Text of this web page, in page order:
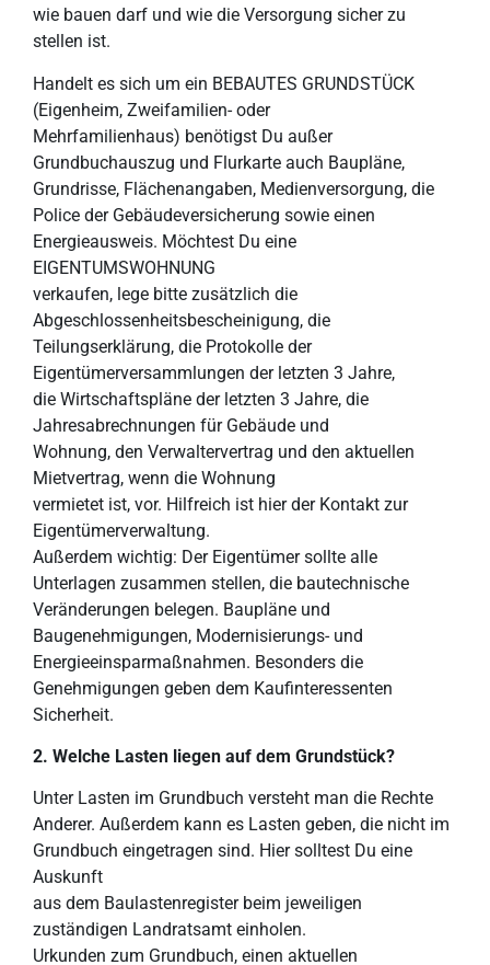
wie bauen darf und wie die Versorgung sicher zu
stellen ist.
Handelt es sich um ein BEBAUTES GRUNDSTÜCK
(Eigenheim, Zweifamilien- oder
Mehrfamilienhaus) benötigst Du außer
Grundbuchauszug und Flurkarte auch Baupläne,
Grundrisse, Flächenangaben, Medienversorgung, die
Police der Gebäudeversicherung sowie einen
Energieausweis. Möchtest Du eine
EIGENTUMSWOHNUNG
verkaufen, lege bitte zusätzlich die
Abgeschlossenheitsbescheinigung, die
Teilungserklärung, die Protokolle der
Eigentümerversammlungen der letzten 3 Jahre,
die Wirtschaftspläne der letzten 3 Jahre, die
Jahresabrechnungen für Gebäude und
Wohnung, den Verwaltervertrag und den aktuellen
Mietvertrag, wenn die Wohnung
vermietet ist, vor. Hilfreich ist hier der Kontakt zur
Eigentümerverwaltung.
Außerdem wichtig: Der Eigentümer sollte alle
Unterlagen zusammen stellen, die bautechnische
Veränderungen belegen. Baupläne und
Baugenehmigungen, Modernisierungs- und
Energieeinsparmaßnahmen. Besonders die
Genehmigungen geben dem Kaufinteressenten
Sicherheit.
2. Welche Lasten liegen auf dem Grundstück?
Unter Lasten im Grundbuch versteht man die Rechte
Anderer. Außerdem kann es Lasten geben, die nicht im
Grundbuch eingetragen sind. Hier solltest Du eine
Auskunft
aus dem Baulastenregister beim jeweiligen
zuständigen Landratsamt einholen.
Urkunden zum Grundbuch, einen aktuellen